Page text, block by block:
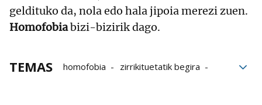
geldituko da, nola edo hala jipoia merezi zuen.
Homofobiabizi-bizirik dago.
TEMAS homofobia
zirrikituetatik begira